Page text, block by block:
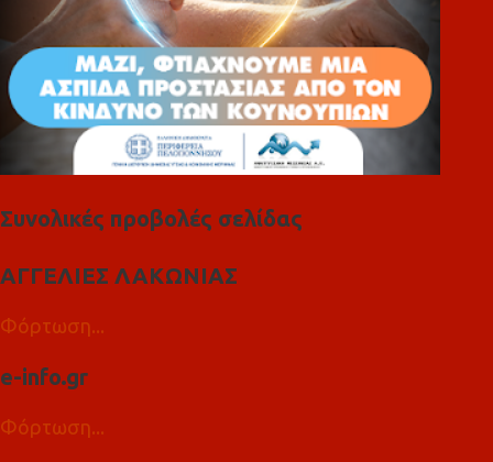
Συνολικές προβολές σελίδας
ΑΓΓΕΛΙΕΣ ΛΑΚΩΝΙΑΣ
Φόρτωση...
e-info.gr
Φόρτωση...